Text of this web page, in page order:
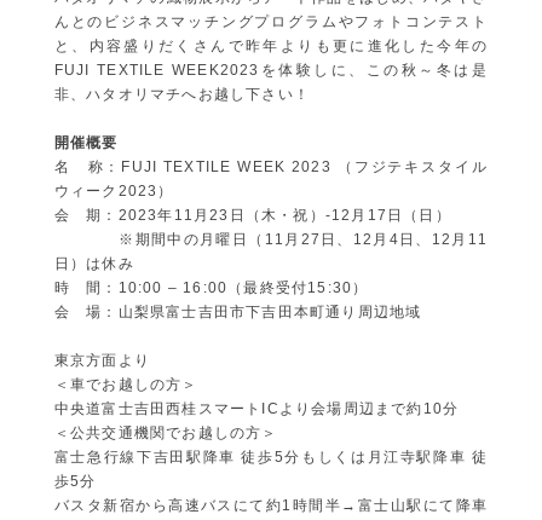
んとのビジネスマッチングプログラムやフォトコンテスト
と、内容盛りだくさんで昨年よりも更に進化した今年の
FUJI TEXTILE WEEK2023を体験しに、この秋～冬は是
非、ハタオリマチへお越し下さい！
開催概要
名 称：FUJI TEXTILE WEEK 2023 （フジテキスタイル
ウィーク2023）
会 期：2023年11月23日（木・祝）-12月17日（日）
※期間中の月曜日（11月27日、12月4日、12月11
日）は休み
時 間：10:00 – 16:00（最終受付15:30）
会 場：山梨県富士吉田市下吉田本町通り周辺地域
東京方面より
＜車でお越しの方＞
中央道富士吉田西桂スマートICより会場周辺まで約10分
＜公共交通機関でお越しの方＞
富士急行線下吉田駅降車 徒歩5分もしくは月江寺駅降車 徒
歩5分
バスタ新宿から高速バスにて約1時間半→富士山駅にて降車